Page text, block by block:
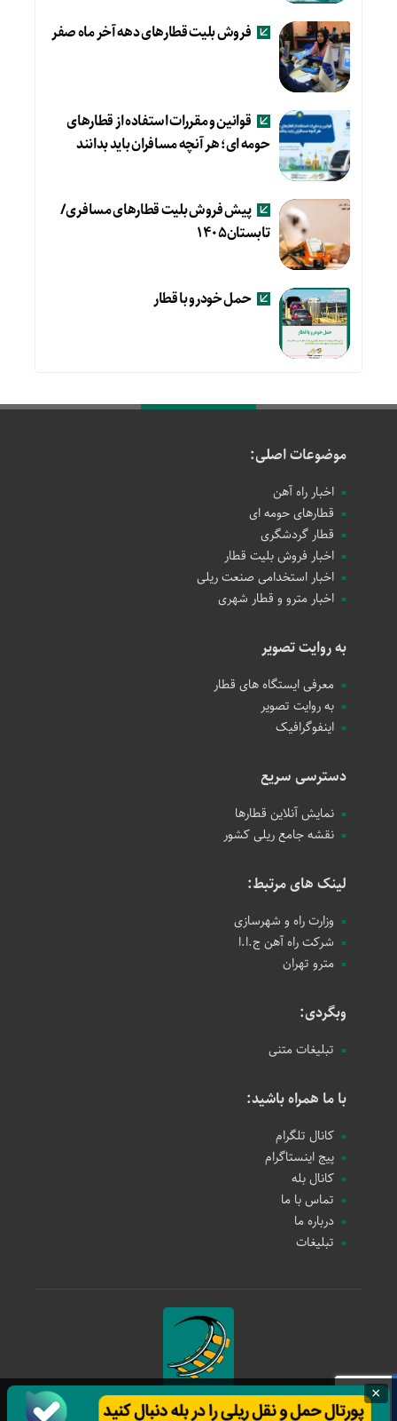
فروش بلیت قطارهای دهه آخر ماه صفر
قوانین و مقررات استفاده از قطارهای
حومه ای؛ هر آنچه مسافران باید بدانند
پیش فروش بلیت قطارهای مسافری/
تابستان۱۴۰۵
حمل خودرو با قطار
موضوعات اصلی:
اخبار راه آهن
قطارهای حومه ای
قطار گردشگری
اخبار فروش بلیت قطار
اخبار استخدامی صنعت ریلی
اخبار مترو و قطار شهری
به روایت تصویر
معرفی ایستگاه های قطار
به روایت تصویر
اینفوگرافیک
دسترسی سریع
نمایش آنلاین قطارها
نقشه جامع ریلی کشور
لینک های مرتبط:
وزارت راه و شهرسازی
شرکت راه آهن ج.ا.ا
مترو تهران
وبگردی:
تبلیغات متنی
با ما همراه باشید:
کانال تلگرام
پیج اینستاگرام
کانال بله
تماس با ما
درباره ما
تبلیغات
حمل و نقل ریلی
×